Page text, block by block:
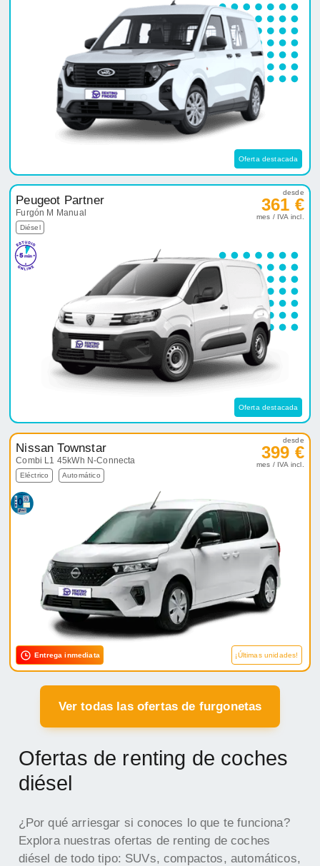
Oferta destacada
Peugeot Partner
Furgón M Manual
Diésel
desde
361 €
mes / IVA incl.
Oferta destacada
Nissan Townstar
Combi L1 45kWh N-Connecta
Eléctrico Automático
desde
399 €
mes / IVA incl.
Entrega inmediata ¡Últimas unidades!
Ver todas las ofertas de furgonetas
Ofertas de renting de coches
diésel
¿Por qué arriesgar si conoces lo que te funciona?
Explora nuestras ofertas de renting de coches
diésel de todo tipo: SUVs, compactos, automáticos,